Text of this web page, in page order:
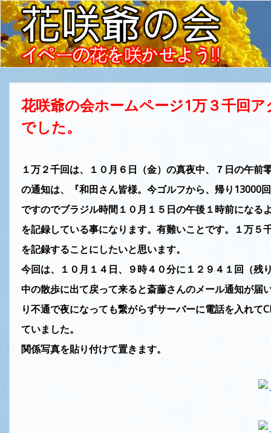
花咲爺の会ホームページ1万３千回
でした。
１万２千回は、１０月６日（金）の真夜中、７日の午
の通知は、『和田さん皆様。今ゴルフから、帰り13000
ですのでブラジル時間１０月１５日の午後１時前にな
を記録している事になります。有難いことです。１万
を記録することにしたいと思います。
今回は、１０月１４日、９時４０分に１２９４１回（
中の散歩に出て戻って来ると斎藤さんのメール通知が届
り不通で夜になっても繋がらずサーバーに電話を入れ
ていました。
関係写真を貼り付けて置きます。